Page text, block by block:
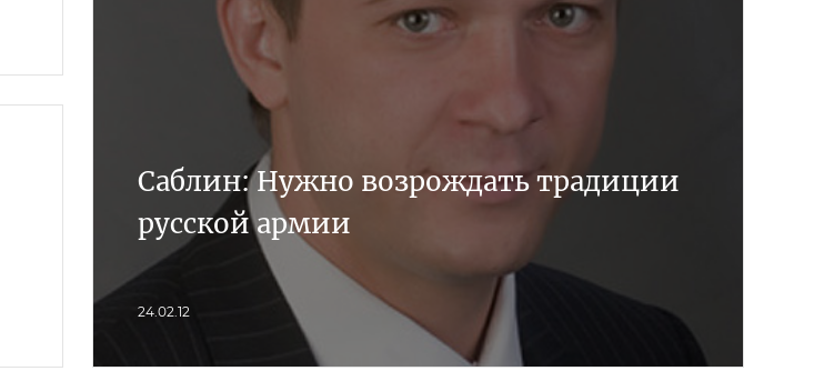
Саблин: Нужно возрождать традиции
русской армии
24.02.12